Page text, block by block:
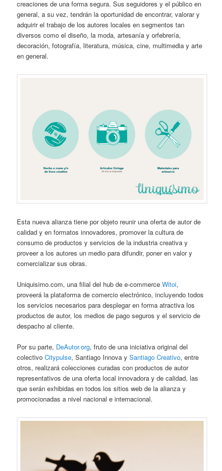
creaciones de una forma segura. Sus seguidores y el público en
general, a su vez, tendrán la oportunidad de encontrar, valorar y
adquirir el trabajo de los autores locales en segmentos tan
diversos como el diseño, la moda, artesanía y orfebrería,
decoración, fotografía, literatura, música, cine, multimedia y arte
en general.
Esta nueva alianza tiene por objeto reunir una oferta de autor de
calidad y en formatos innovadores, promover la cultura de
consumo de productos y servicios de la industria creativa y
proveer a los autores un medio para difundir, poner en valor y
comercializar sus obras.
Uniquisimo.com, una filial del hub de e-commerceWitoi,
proveerá la plataforma de comercio electrónico, incluyendo todos
los servicios necesarios para desplegar en forma atractiva los
productos de autor, los medios de pago seguros y el servicio de
despacho al cliente.
Por su parte, DeAutor.org, fruto de una iniciativa original del
colectivoCitypulse, Santiago Innova ySantiago Creativo, entre
otros, realizará colecciones curadas con productos de autor
representativos de una oferta local innovadora y de calidad, las
que serán exhibidas en todos los sitios web de la alianza y
promocionadas a nivel nacional e internacional.